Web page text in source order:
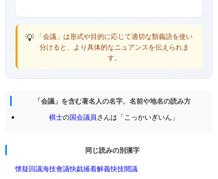
💡 「会議」は形式や目的に応じて適切な類義語を使い
分けると、より具体的なニュアンスを伝えられま
す。
「会議」を含む著名人の名字、名前や地名の読み方
棋士の国会議員さんは「こっかいぎいん」
同じ読みの別漢字
懐疑回議海技會議快戯掻着解義快技開議